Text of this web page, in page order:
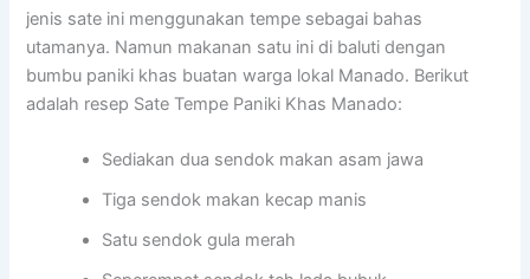
jenis sate ini menggunakan tempe sebagai bahas
utamanya. Namun makanan satu ini di baluti dengan
bumbu paniki khas buatan warga lokal Manado. Berikut
adalah resep Sate Tempe Paniki Khas Manado:
Sediakan dua sendok makan asam jawa
Tiga sendok makan kecap manis
Satu sendok gula merah